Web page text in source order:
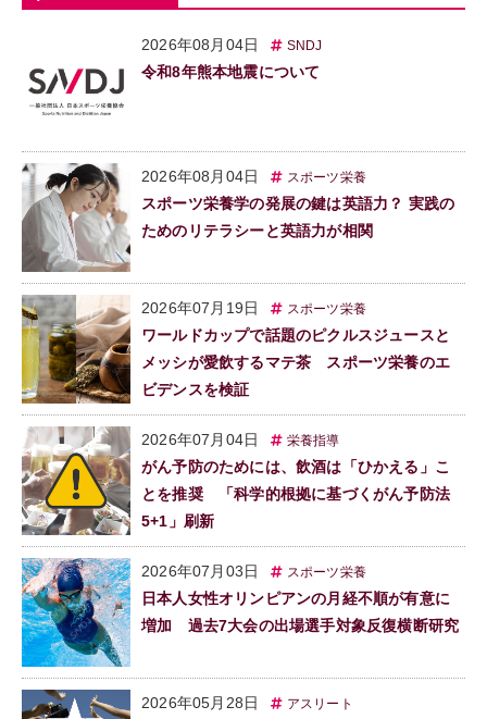
2026年08月04日 SNDJ
令和8年熊本地震について
2026年08月04日 スポーツ栄養
スポーツ栄養学の発展の鍵は英語力？ 実践の
ためのリテラシーと英語力が相関
2026年07月19日 スポーツ栄養
ワールドカップで話題のピクルスジュースと
メッシが愛飲するマテ茶 スポーツ栄養のエ
ビデンスを検証
2026年07月04日 栄養指導
がん予防のためには、飲酒は「ひかえる」こ
とを推奨 「科学的根拠に基づくがん予防法
5+1」刷新
2026年07月03日 スポーツ栄養
日本人女性オリンピアンの月経不順が有意に
増加 過去7大会の出場選手対象反復横断研究
2026年05月28日 アスリート